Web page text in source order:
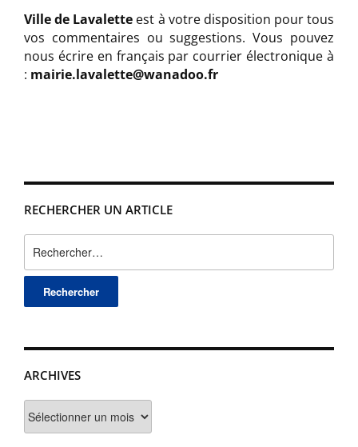
RECHERCHER UN ARTICLE
ARCHIVES
Ville de Lavalette est à votre disposition pour tous
vos commentaires ou suggestions. Vous pouvez
nous écrire en français par courrier électronique à
: mairie.lavalette@wanadoo.fr